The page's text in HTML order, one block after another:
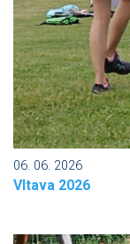
06. 06. 2026
Vltava 2026